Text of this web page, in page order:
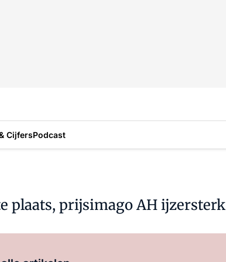
CijfersPodcast
plaats, prijsimago AH ijzersterk